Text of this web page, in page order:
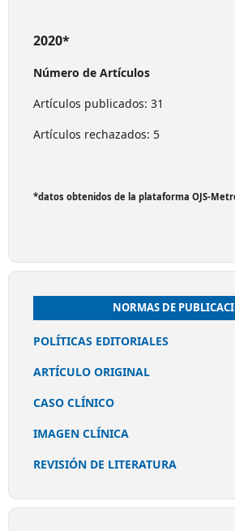
2020*
Número de Artículos
Artículos publicados: 31
Artículos rechazados: 5
*datos obtenidos de la plataforma OJS-
NORMAS DE
POLÍTICAS EDITORIALES
ARTÍCULO ORIGINAL
CASO CLÍNICO
IMAGEN CLÍNICA
REVISIÓN DE LITERATURA